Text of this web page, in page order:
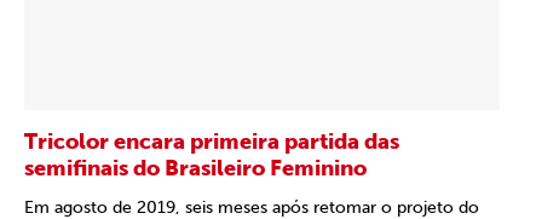
Tricolor encara primeira partida das
semifinais do Brasileiro Feminino
Em agosto de 2019, seis meses após retomar o projeto do